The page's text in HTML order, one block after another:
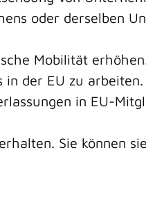
oder derselben
Mobilität
in der EU zu arbeiten.
in EU-
Sie können